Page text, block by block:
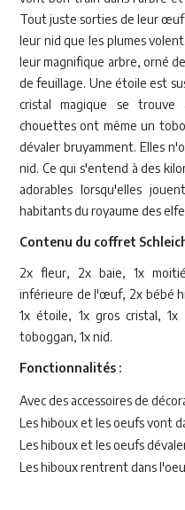
Tout juste sorties de leur
leur nid que les plumes
leur magnifique arbre, orné
de feuillage. Une étoile est
cristal magique se
chouettes ont même un
dévaler bruyamment. Elles
nid. Ce qui s'entend à des
adorables lorsqu'elles
habitants du royaume des
Contenu du coffret
2x fleur, 2x baie, 1x
inférieure de l'œuf, 2x bébé
1x étoile, 1x gros cristal,
toboggan, 1x nid.
Fonctionnalités :
Avec des accessoires de
Les hiboux et les oeufs vont
Les hiboux et les oeufs
Les hiboux rentrent dans